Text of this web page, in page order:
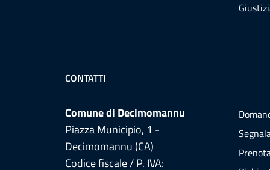
CONTATTI
Comune di Decimomannu
Piazza Municipio, 1 -
Decimomannu (CA)
Codice fiscale / P. IVA: